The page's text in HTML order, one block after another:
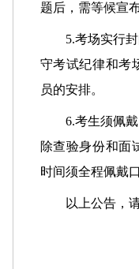
题后，需等候宣
5.考场实行
守考试纪律和考
员的安排。
6.考生须佩
除查验身份和面
时间须全程佩戴口
以上公告，